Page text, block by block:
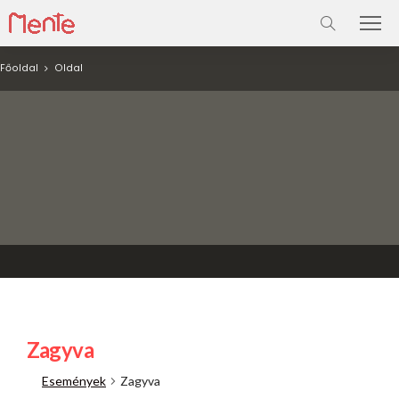
Főoldal Oldal
Zagyva
Események Zagyva